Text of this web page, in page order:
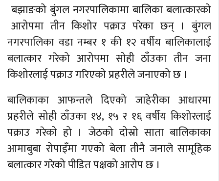
बझाङको बुंगल नगरपालिकामा बालिका बलात्कारको
आरोपमा तीन किशोर पक्राउ परेका छन् । बुंगल
नगरपालिका वडा नम्बर १ की १२ वर्षीय बालिकालाई
बलात्कार गरेको आरोपमा सोही ठाँउका तीन जना
किशोरलाई पक्राउ गरिएको प्रहरीले जनाएको छ ।
बालिकाका आफन्तले दिएको जाहेरीका आधारमा
प्रहरीले सोही ठाँउका १४, १५ र १६ वर्षीय किशोरलाई
पक्राउ गरेको हो । जेठको दोस्रो साता बालिकाका
आमाबुबा रोपाइँमा गएको बेला तीनै जनाले सामूहिक
बलात्कार गरेको पीडित पक्षको आरोप छ ।